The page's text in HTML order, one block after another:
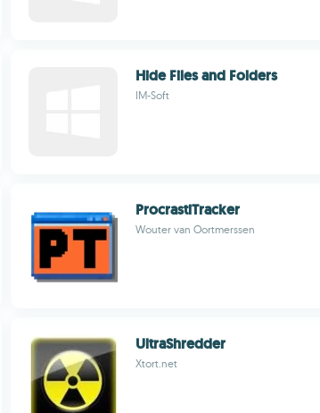
Hide Files and Folders
IM-Soft
ProcrastiTracker
Wouter van Oortmerssen
UltraShredder
Xtort.net